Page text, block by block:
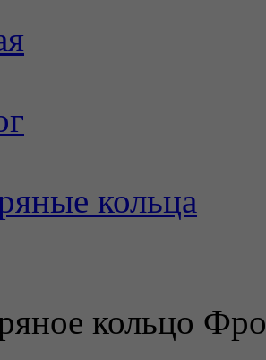
кольца
кольцо